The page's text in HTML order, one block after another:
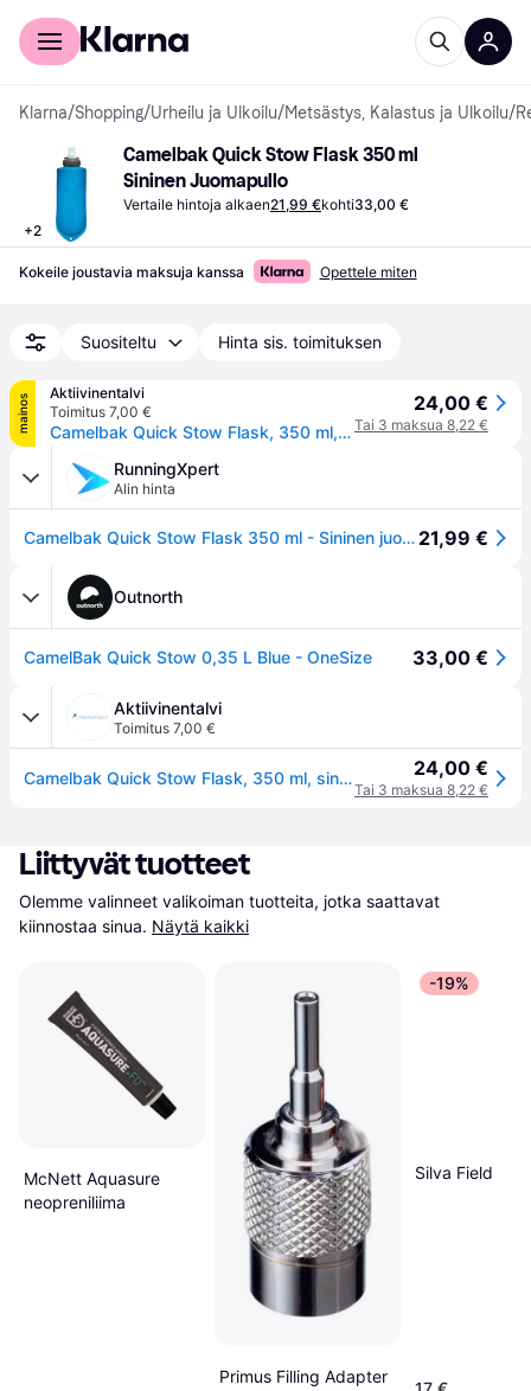
Kuluttajille
Klarna/Shopping/Urheilu ja Ulkoilu/Metsästys, Kalastus ja Ulkoilu/
+2
Camelbak Quick Stow Flask 350 ml
Sininen Juomapullo
Vertaile hintoja alkaen21,99 €kohti33,00 €
Kokeile joustavia maksuja kanssa Opettele miten
Suositeltu Hinta sis. toimituksen
mainos
Aktiivinentalvi
Toimitus 7,00 €
Camelbak Quick Stow Flask, 350 ml, sininen
24,00 €
Tai 3 maksua 8,22 €
RunningXpert
Alin hinta
Camelbak Quick Stow Flask 350 ml - Sininen juomapullo juoksuun ja ulkoiluun, kompakti ja kevyt malli 21,99 €
Outnorth
CamelBak Quick Stow 0,35 L Blue - OneSize 33,00 €
Aktiivinentalvi
Toimitus 7,00 €
Camelbak Quick Stow Flask, 350 ml, sininen 24,00 €
Tai 3 maksua 8,22 €
Liittyvät tuotteet
Olemme valinneet valikoiman tuotteita, jotka saattavat
kiinnostaa sinua. Näytä kaikki
McNett Aquasure
neopreniliima
Primus Filling Adapter
-19%
Silva Field